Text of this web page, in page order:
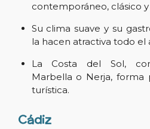
contemporáneo, clásico
Su clima suave y su
la hacen atractiva todo el
La Costa del Sol,
Marbella o Nerja, forma
turística.
Cádiz